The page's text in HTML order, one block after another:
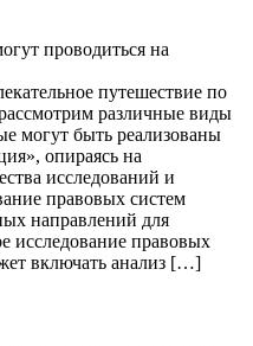
проводиться на
путешествие по
различные виды
могут быть реализованы
опираясь на
исследований и
правовых систем
направлений для
исследование правовых
включать анализ […]